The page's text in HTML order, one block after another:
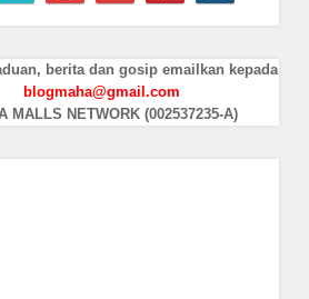
berita dan gosip emailkan kepada
blogmaha@gmail.com
MALLS NETWORK (002537235-A)